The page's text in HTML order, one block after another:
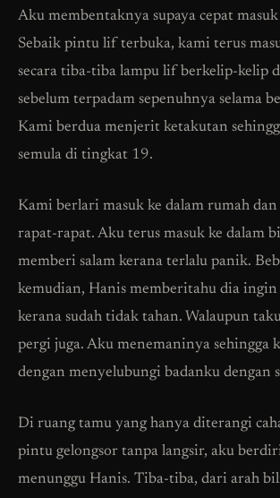
Aku membentaknya supaya cepat
Sebaik pintu lif terbuka, kami terus
secara tiba-tiba lampu lif berkelip-kelip
sebelum terpadam sepenuhnya selama
Kami berdua menjerit ketakutan
semula di tingkat 19.
Kami berlari masuk ke dalam rumah
rapat-rapat. Aku terus masuk ke dalam
memberi salam kerana terlalu panik.
kemudian, Hanis memberitahu dia ingin
kerana sudah tidak tahan. Walaupun
pergi juga. Aku menemaninya sehingga
dengan menyelubungi badanku dengan
Di ruang tamu yang hanya diterangi
pintu gelongsor tanpa langsir, aku
menunggu Hanis. Tiba-tiba, dari arah